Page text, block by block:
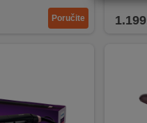
Poručite